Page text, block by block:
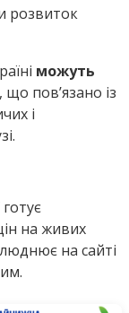
розвиток
можуть
пов’язано із
і
готує
на живих
на сайті